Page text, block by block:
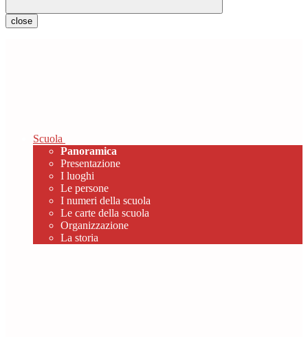
close
Scuola
Panoramica
Presentazione
I luoghi
Le persone
I numeri della scuola
Le carte della scuola
Organizzazione
La storia